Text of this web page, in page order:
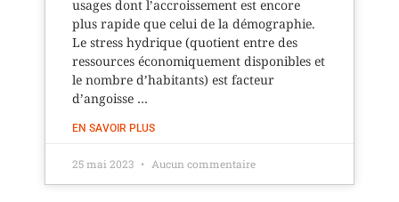
usages dont l’accroissement est encore
plus rapide que celui de la démographie.
Le stress hydrique (quotient entre des
ressources économiquement disponibles et
le nombre d’habitants) est facteur
d’angoisse …
EN SAVOIR PLUS
25 mai 2023 Aucun commentaire